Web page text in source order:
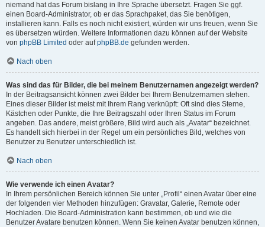
niemand hat das Forum bislang in Ihre Sprache übersetzt. Fragen Sie ggf.
einen Board-Administrator, ob er das Sprachpaket, das Sie benötigen,
installieren kann. Falls es noch nicht existiert, würden wir uns freuen, wenn Sie
es übersetzen würden. Weitere Informationen dazu können auf der Website
von phpBB Limited oder aufphpBB.de gefunden werden.
Nach oben
Was sind das für Bilder, die bei meinem Benutzernamen angezeigt werden?
In der Beitragsansicht können zwei Bilder bei Ihrem Benutzernamen stehen.
Eines dieser Bilder ist meist mit Ihrem Rang verknüpft: Oft sind dies Sterne,
Kästchen oder Punkte, die Ihre Beitragszahl oder Ihren Status im Forum
angeben. Das andere, meist größere, Bild wird auch als „Avatar“ bezeichnet.
Es handelt sich hierbei in der Regel um ein persönliches Bild, welches von
Benutzer zu Benutzer unterschiedlich ist.
Nach oben
Wie verwende ich einen Avatar?
In Ihrem persönlichen Bereich können Sie unter „Profil“ einen Avatar über eine
der folgenden vier Methoden hinzufügen: Gravatar, Galerie, Remote oder
Hochladen. Die Board-Administration kann bestimmen, ob und wie die
Benutzer Avatare benutzen können. Wenn Sie keinen Avatar benutzen können,